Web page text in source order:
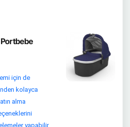
için de
kolayca
alma
yapabilir